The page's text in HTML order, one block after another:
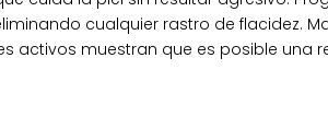
cualquier rastro de flacidez.
activos muestran que es posible una